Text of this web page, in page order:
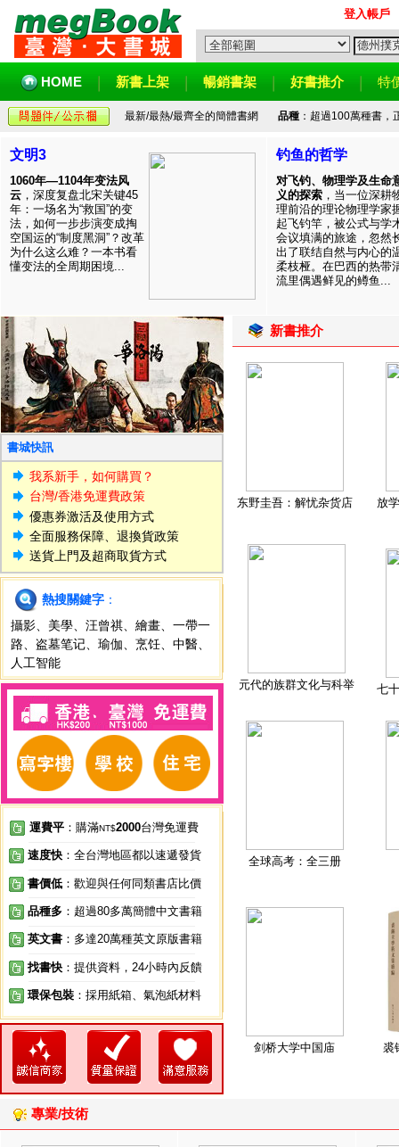
登入帳戶
HOME 新書上架 暢銷書架 好書推介 特
最新/最熱/最齊全的簡體書網 品種：超過100萬種書，
文明3
1060年—1104年变法风
云 ，深度复盘北宋关键45
年：一场名为“救国”的变
法，如何一步步演变成掏
空国运的“制度黑洞”？改革
为什么这么难？一本书看
懂变法的全周期困境...
钓鱼的哲学
对飞钓、物理学及生命
义的探索 ，当一位深耕
理前沿的理论物理学家
起飞钓竿，被公式与学
会议填满的旅途，忽然
出了联结自然与内心的
柔枝桠。在巴西的热带
流里偶遇鲜见的鳟鱼...
書城快訊
我系新手，如何購買？
台灣/香港免運費政策
優惠券激活及使用方式
全面服務保障、退換貨政策
送貨上門及超商取貨方式
熱搜關鍵字 ：
攝影
美學 汪曾祺 繪畫
一帶一
路
盗墓笔记 瑜伽 烹饪 中醫
人工智能
運費平 ：購滿NT$2000台灣免運費
速度快 ：全台灣地區都以速遞發貨
書價低 ：歡迎與任何同類書店比價
品種多 ：超過80多萬簡體中文書籍
英文書 ：多達20萬種英文原版書籍
找書快 ：提供資料，24小時內反饋
環保包裝 ：採用紙箱、氣泡紙材料
新書推介
东野圭吾：解忧杂货店 放
元代的族群文化与科举 七
全球高考：全三册
剑桥大学中国庙 裘
專業/技術